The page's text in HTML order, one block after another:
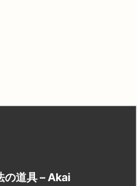
の道具 – Akai